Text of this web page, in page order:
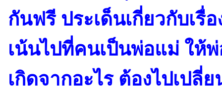
กันฟรี ประเด็นเกี่ยวกับเรื่
เน้นไปที่คนเป็นพ่อแม่ ให้
เกิดจากอะไร ต้องไปเปลี่